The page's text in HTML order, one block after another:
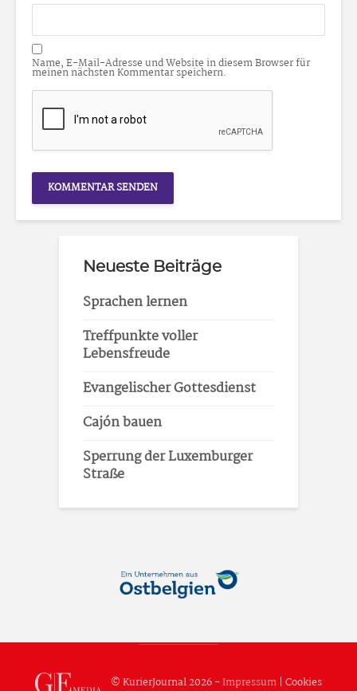
Name, E-Mail-Adresse und Website in diesem Browser für
meinen nächsten Kommentar speichern.
Neueste Beiträge
Sprachen lernen
Treffpunkte voller
Lebensfreude
Evangelischer Gottesdienst
Cajón bauen
Sperrung der Luxemburger
Straße
© KurierJournal 2026 -Impressum| Cookies